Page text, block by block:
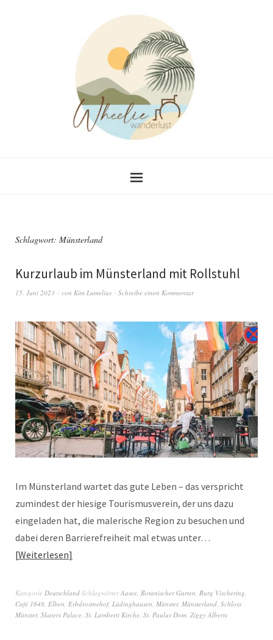
Schlagwort: Münsterland
Kurzurlaub im Münsterland mit Rollstuhl
15. Juni 2023 von Kim Lumelius Schreibe einen Kommentar
Im Münsterland wartet das gute Leben – das verspricht
zumindest der hiesige Tourismusverein, der uns dazu
eingeladen hat, die malerische Region zu besuchen und
dabei deren Barrierefreiheit mal etwas unter…
Weiterlesen
Kategorie Deutschland SchlagwörterAasee, Botanischer Garten, Burg Vischering,
Café 1648, Elben, Erbdrostnehof, Lüdinghausen, Münster, Münsterland, Schloss
Münster, Skaters Palace, St. Lamberti Kirche, St. Paulus Dom, Ziggy Alberts